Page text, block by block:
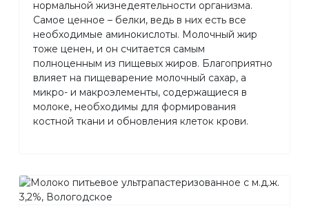
нормальной жизнедеятельности организма.
Самое ценное – белки, ведь в них есть все
необходимые аминокислоты. Молочный жир
тоже ценен, и он считается самым
полноценным из пищевых жиров. Благоприятно
влияет на пищеварение молочный сахар, а
микро- и макроэлементы, содержащиеся в
молоке, необходимы для формирования
костной ткани и обновления клеток крови.